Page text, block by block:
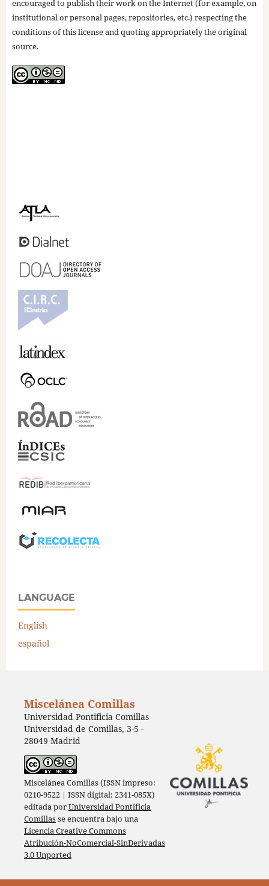
encouraged to publish their work on the Internet (for example, on
institutional or personal pages, repositories, etc.) respecting the
conditions of this license and quoting appropriately the original
source.
LANGUAGE
English
español
Miscelánea Comillas
Universidad Pontificia Comillas
Universidad de Comillas, 3-5 -
28049 Madrid
Miscelánea Comillas (ISSN impreso:
0210-9522 | ISSN digital: 2341-085X)
editada porUniversidad Pontificia
Comillasse encuentra bajo una
Licencia Creative Commons
Atribución-NoComercial-SinDerivadas
3.0 Unported